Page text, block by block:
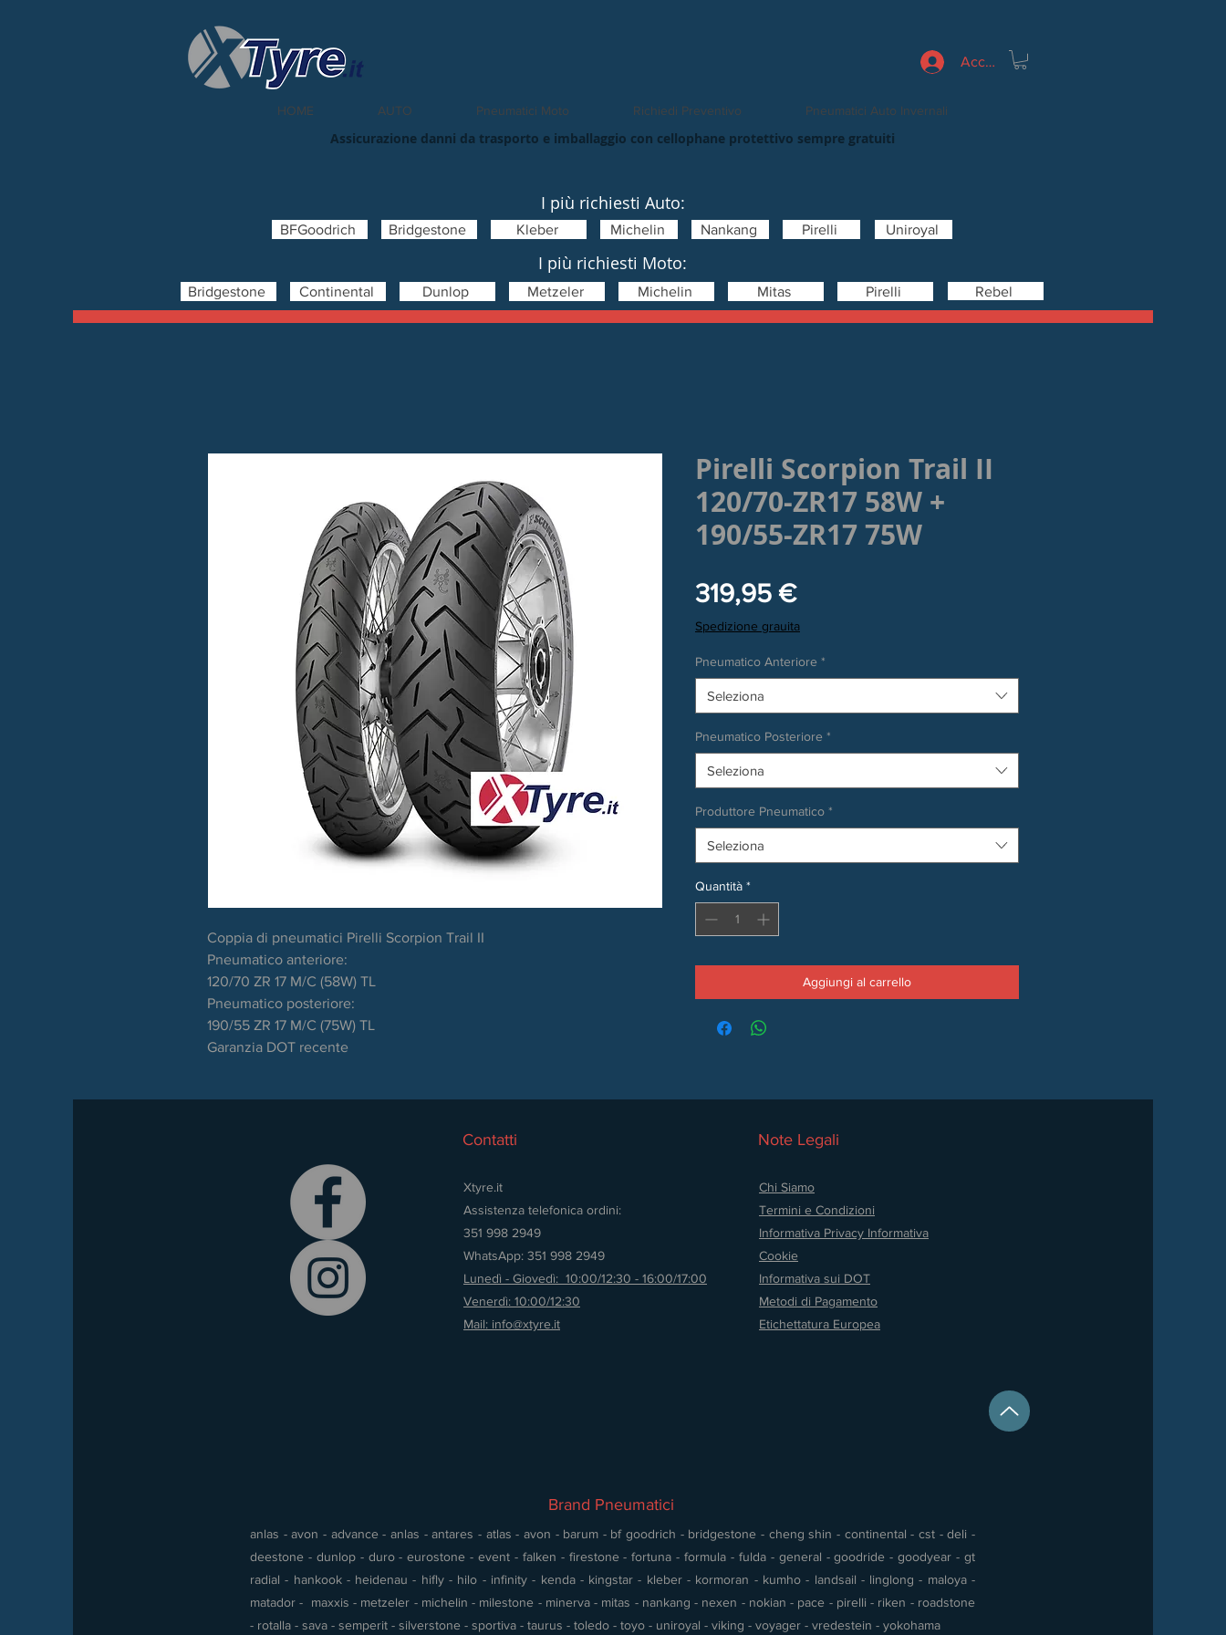
Accedi
HOME AUTO Pneumatici Moto Richiedi Preventivo Pneumatici Auto Invernali
Assicurazione danni da trasporto e imballaggio con cellophane protettivo sempre gratuiti
I più richiesti Auto:
BFGoodrich Bridgestone Kleber Michelin Nankang Pirelli Uniroyal
I più richiesti Moto:
Bridgestone Continental Dunlop Metzeler Michelin Mitas Pirelli Rebel
Coppia di pneumatici Pirelli Scorpion Trail II
Pneumatico anteriore:
120/70 ZR 17 M/C (58W) TL
Pneumatico posteriore:
190/55 ZR 17 M/C (75W) TL
Garanzia DOT recente
Pirelli Scorpion Trail II
120/70-ZR17 58W +
190/55-ZR17 75W
319,95 €Prezzo
Spedizione grauita
Pneumatico Anteriore *
Seleziona
Pneumatico Posteriore *
Seleziona
Produttore Pneumatico *
Seleziona
Quantità *
Aggiungi al carrello
Contatti
Xtyre.it
Assistenza telefonica ordini:
351 998 2949
WhatsApp: 351 998 2949
Lunedì - Giovedì: 10:00/12:30 - 16:00/17:00
Venerdì: 10:00/12:30
Mail: info@xtyre.it
Note Legali
Chi Siamo
Termini e Condizioni
Informativa Privacy Informativa
Cookie
Informativa sui DOT
Metodi di Pagamento
Etichettatura Europea
Brand Pneumatici
anlas - avon - advance - anlas - antares - atlas - avon - barum - bf goodrich - bridgestone - cheng shin - continental - cst - deli -
deestone - dunlop - duro - eurostone - event - falken - firestone - fortuna - formula - fulda - general - goodride - goodyear - gt
radial - hankook - heidenau - hifly - hilo - infinity - kenda - kingstar - kleber - kormoran - kumho - landsail - linglong - maloya -
matador - maxxis - metzeler - michelin - milestone - minerva - mitas - nankang - nexen - nokian - pace - pirelli - riken - roadstone
- rotalla - sava - semperit - silverstone - sportiva - taurus - toledo - toyo - uniroyal - viking - voyager - vredestein - yokohama